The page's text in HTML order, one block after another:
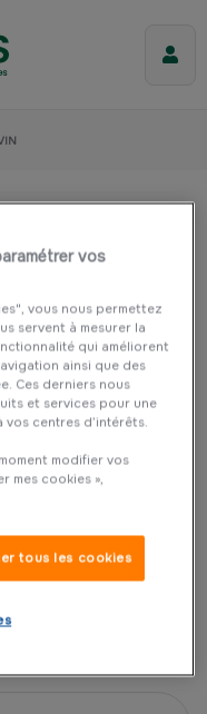
vos
vous nous permettez
servent à mesurer la
qui améliorent
ainsi que des
Ces derniers nous
et services pour une
centres d’intérêts.
modifier vos
mes cookies »,
tous les cookies